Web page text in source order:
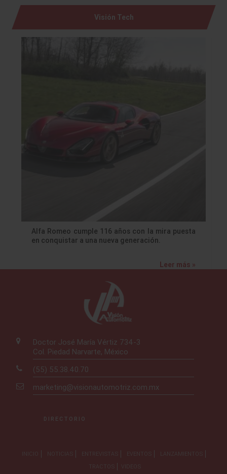
Visión Tech
Alfa Romeo cumple 116 años con la mira puesta
en conquistar a una nueva generación.
Leer más »
Doctor José María Vértiz 734-3
Col. Piedad Narvarte, México
(55) 55.38.40.70
marketing@visionautomotriz.com.mx
DIRECTORIO
INICIO NOTICIAS ENTREVISTAS EVENTOS
LANZAMIENTOS
TRACTOS
VIDEOS